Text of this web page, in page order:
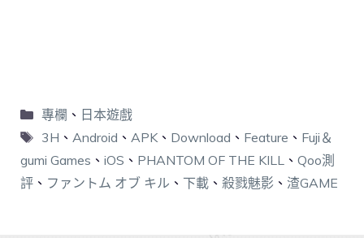
專欄 、 日本遊戲
3H 、 Android 、 APK、 Download 、 Feature 、 Fuji＆
gumi Games 、 iOS 、 PHANTOM OF THE KILL 、 Qoo測
評 、 ファントム オブ キル 、 下載 、 殺戮魅影 、 渣GAME